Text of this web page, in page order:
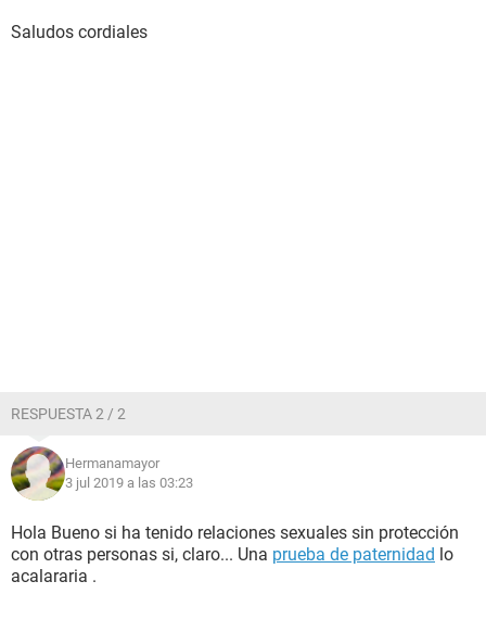
Saludos cordiales
RESPUESTA 2 / 2
Hermanamayor
3 jul 2019 a las 03:23
Hola Bueno si ha tenido relaciones sexuales sin protección
con otras personas si, claro... Una prueba de paternidad lo
acalararia .